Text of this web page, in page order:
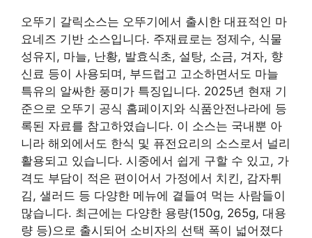
오뚜기 갈릭소스는 오뚜기에서 출시한 대표적인 마
요네즈 기반 소스입니다. 주재료로는 정제수, 식물
성유지, 마늘, 난황, 발효식초, 설탕, 소금, 겨자, 향
신료 등이 사용되며, 부드럽고 고소하면서도 마늘
특유의 알싸한 풍미가 특징입니다. 2025년 현재 기
준으로 오뚜기 공식 홈페이지와 식품안전나라에 등
록된 자료를 참고하였습니다. 이 소스는 국내뿐 아
니라 해외에서도 한식 및 퓨전요리의 소스로서 널리
활용되고 있습니다. 시중에서 쉽게 구할 수 있고, 가
격도 부담이 적은 편이어서 가정에서 치킨, 감자튀
김, 샐러드 등 다양한 메뉴에 곁들여 먹는 사람들이
많습니다. 최근에는 다양한 용량(150g, 265g, 대용
량 등)으로 출시되어 소비자의 선택 폭이 넓어졌다